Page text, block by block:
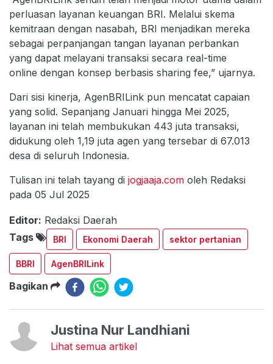
perluasan layanan keuangan BRI. Melalui skema
kemitraan dengan nasabah, BRI menjadikan mereka
sebagai perpanjangan tangan layanan perbankan
yang dapat melayani transaksi secara real-time
online dengan konsep berbasis sharing fee,” ujarnya.
Dari sisi kinerja, AgenBRILink pun mencatat capaian
yang solid. Sepanjang Januari hingga Mei 2025,
layanan ini telah membukukan 443 juta transaksi,
didukung oleh 1,19 juta agen yang tersebar di 67.013
desa di seluruh Indonesia.
Tulisan ini telah tayang di jogjaaja.com oleh Redaksi
pada 05 Jul 2025
Editor: Redaksi Daerah
Tags
BRI Ekonomi Daerah sektor pertanian
BBRI AgenBRILink
Bagikan
Justina Nur Landhiani
Lihat semua artikel